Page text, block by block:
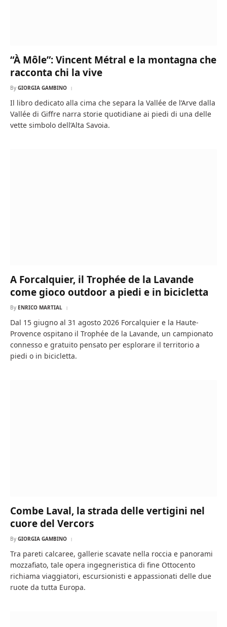
“À Môle”: Vincent Métral e la montagna che
racconta chi la vive
By GIORGIA GAMBINO
Il libro dedicato alla cima che separa la Vallée de l’Arve dalla
Vallée di Giffre narra storie quotidiane ai piedi di una delle
vette simbolo dell’Alta Savoia.
A Forcalquier, il Trophée de la Lavande
come gioco outdoor a piedi e in bicicletta
By ENRICO MARTIAL
Dal 15 giugno al 31 agosto 2026 Forcalquier e la Haute-
Provence ospitano il Trophée de la Lavande, un campionato
connesso e gratuito pensato per esplorare il territorio a
piedi o in bicicletta.
Combe Laval, la strada delle vertigini nel
cuore del Vercors
By GIORGIA GAMBINO
Tra pareti calcaree, gallerie scavate nella roccia e panorami
mozzafiato, tale opera ingegneristica di fine Ottocento
richiama viaggiatori, escursionisti e appassionati delle due
ruote da tutta Europa.